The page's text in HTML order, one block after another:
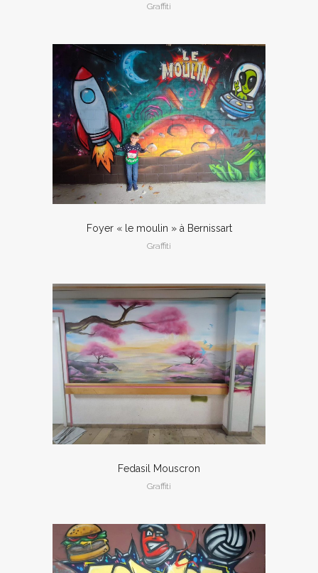
Graffiti
Foyer « le moulin » à Bernissart
Graffiti
Fedasil Mouscron
Graffiti